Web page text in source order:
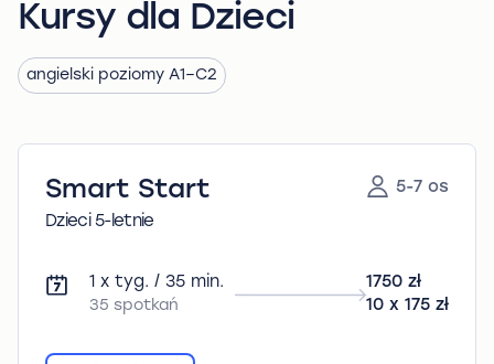
Kursy dla Dzieci
angielski poziomy A1–C2
Smart Start 5-7 os
Dzieci 5-letnie
1 x tyg. / 35 min.
35 spotkań
1750 zł
10 x 175 zł